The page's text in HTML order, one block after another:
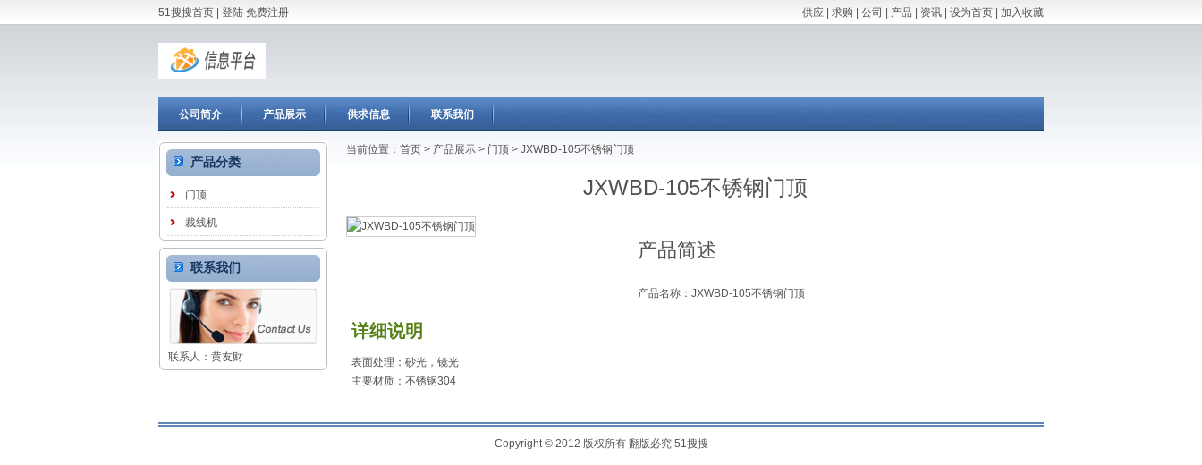
51搜搜首页 登陆 免费注册 供应 求购 公司 产品 资讯 设为首页 加入收藏
公司简介 产品展示 供求信息 联系我们
产品分类
门顶
裁线机
联系我们
联系人：黄友财
当前位置： 首页 > 产品展示 > 门顶 > JXWBD-105不锈钢门顶
JXWBD-105不锈钢门顶
产品简述
产品名称：JXWBD-105不锈钢门顶
详细说明
表面处理：砂光，镜光
主要材质：不锈钢304
Copyright © 2012 版权所有 翻版必究 51搜搜